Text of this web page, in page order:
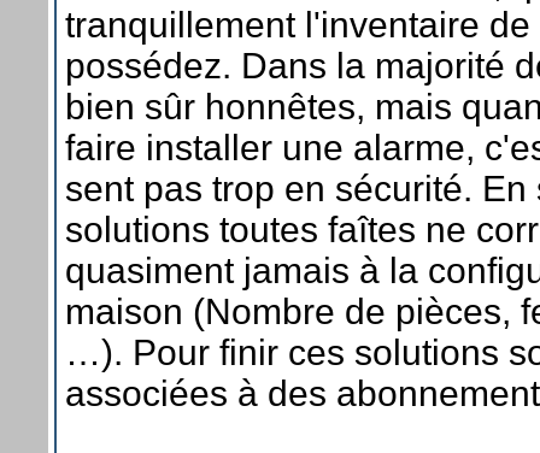
tranquillement l'inventaire
possédez. Dans la majorité
bien sûr honnêtes, mais
faire installer une alarme,
sent pas trop en sécurité.
solutions toutes faîtes ne
quasiment jamais à la
maison (Nombre de pièces,
…). Pour finir ces solutions
associées à des